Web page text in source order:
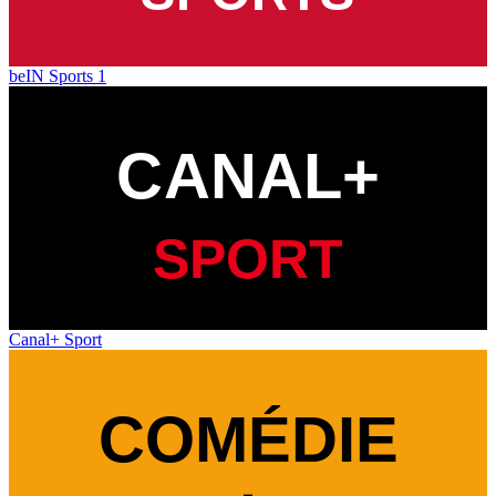
beIN Sports 1
Canal+ Sport